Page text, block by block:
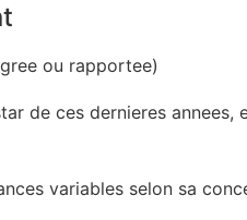
ou rapportee)
de ces dernieres
variables selon sa